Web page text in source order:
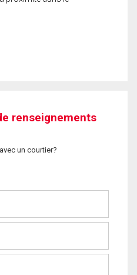
renseignements
un courtier?